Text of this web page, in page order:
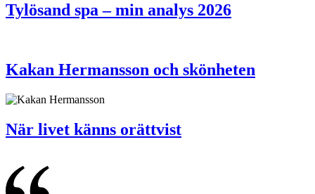
Tylösand spa – min analys 2026
Kakan Hermansson och skönheten
När livet känns orättvist